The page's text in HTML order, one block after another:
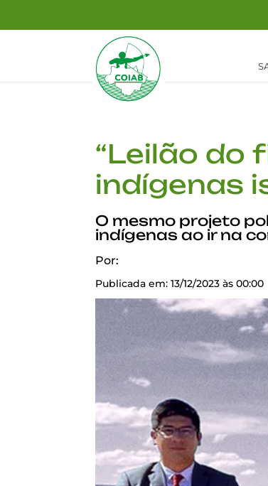
“Leilão do
indígenas
O mesmo projeto
indígenas ao ir na
Por:
Publicada em: 13/12/2023 às 00:00